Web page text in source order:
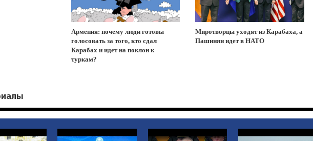
Армения: почему люди готовы
голосовать за того, кто сдал
Карабах и идет на поклон к
туркам?
Миротворцы уходят из Карабаха, а
Пашинян идет в НАТО